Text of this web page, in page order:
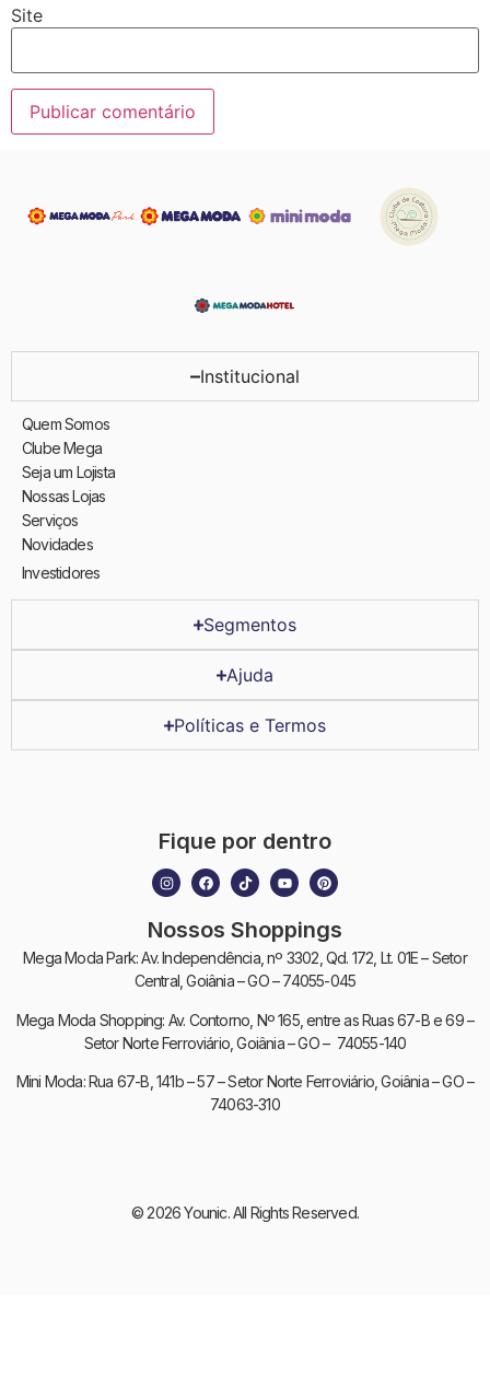
Site
Institucional
Quem Somos
Clube Mega
Seja um Lojista
Nossas Lojas
Serviços
Novidades
Investidores
Segmentos
Ajuda
Políticas e Termos
Fique por dentro
Nossos Shoppings
Mega Moda Park: Av. Independência, nº 3302, Qd. 172, Lt. 01E – Setor
Central, Goiânia – GO – 74055-045
Mega Moda Shopping: Av. Contorno, Nº 165, entre as Ruas 67-B e 69 –
Setor Norte Ferroviário, Goiânia – GO – 74055-140
Mini Moda: Rua 67-B, 141b – 57 – Setor Norte Ferroviário, Goiânia – GO –
74063-310
© 2026 Younic. All Rights Reserved.